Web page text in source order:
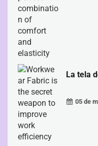
La tela
05 de